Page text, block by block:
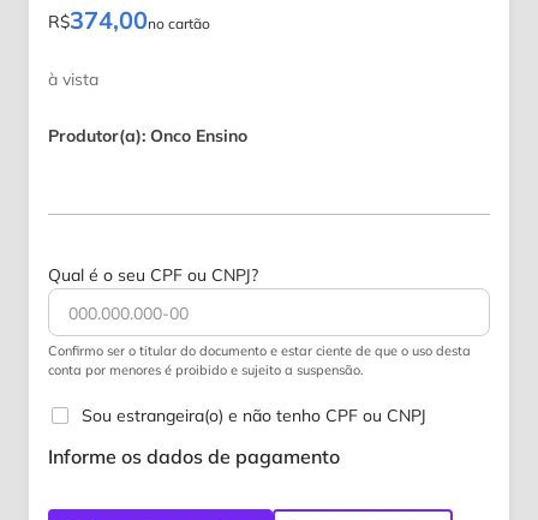
R$374,00no cartão
à vista
Produtor(a): Onco Ensino
Qual é o seu CPF ou CNPJ?
Confirmo ser o titular do documento e estar ciente de que o uso desta
conta por menores é proibido e sujeito a suspensão.
Sou estrangeira(o) e não tenho CPF ou CNPJ
Informe os dados de pagamento